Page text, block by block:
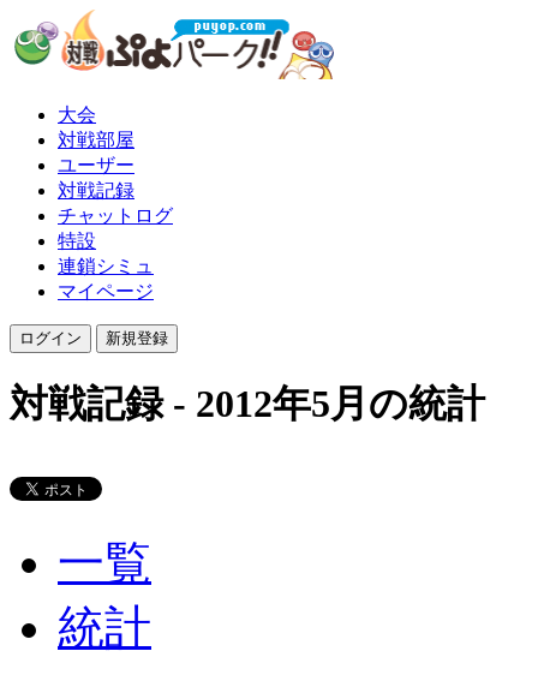
大会
対戦部屋
ユーザー
対戦記録
チャットログ
特設
連鎖シミュ
マイページ
対戦記録 - 2012年5月の統計
一覧
統計